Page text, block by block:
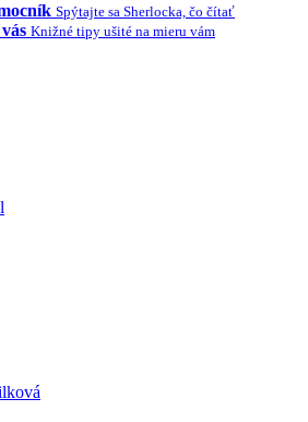
Spýtajte sa Sherlocka, čo čítať
Knižné tipy ušité na mieru vám